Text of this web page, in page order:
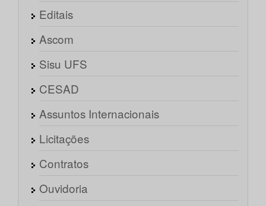
Editais
Ascom
Sisu UFS
CESAD
Assuntos Internacionais
Licitações
Contratos
Ouvidoria